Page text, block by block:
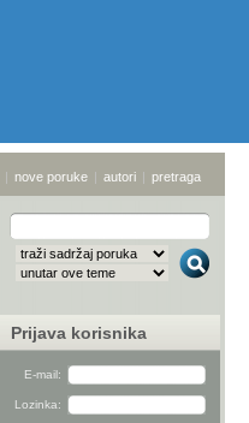
| nove poruke | autori | pretraga
Prijava korisnika
E-mail:
Lozinka: